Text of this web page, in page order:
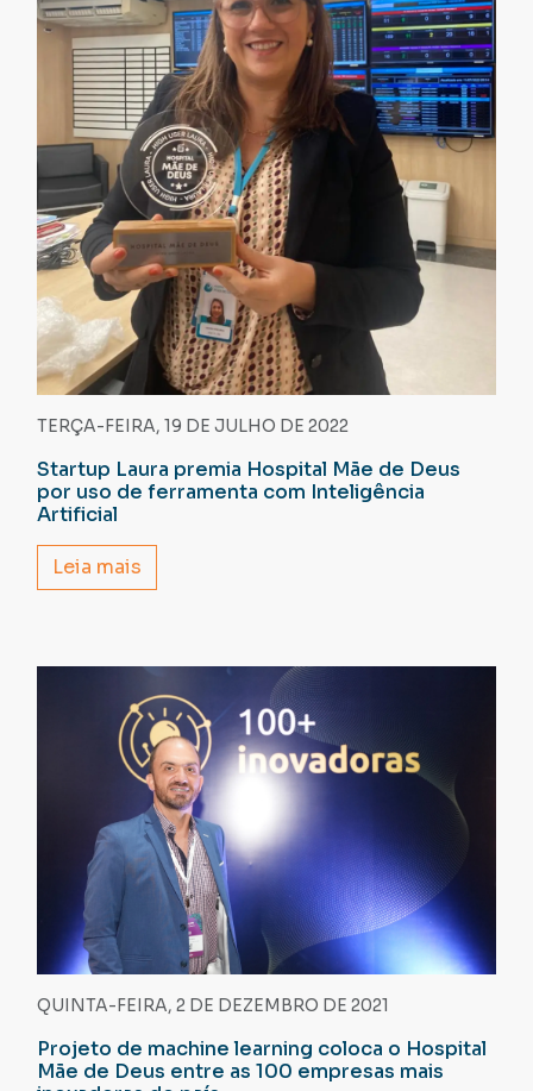
TERÇA-FEIRA, 19 DE JULHO DE 2022
Startup Laura premia Hospital Mãe de Deus
por uso de ferramenta com Inteligência
Artificial
Leia mais
QUINTA-FEIRA, 2 DE DEZEMBRO DE 2021
Projeto de machine learning coloca o Hospital
Mãe de Deus entre as 100 empresas mais